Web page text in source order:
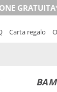
Carta regalo